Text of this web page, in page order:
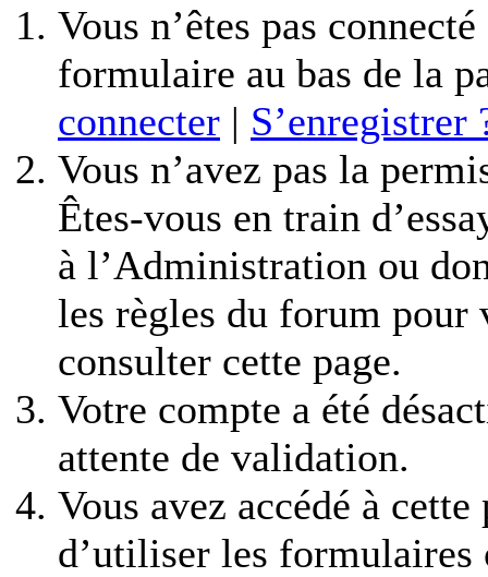
Vous n’êtes pas
formulaire au bas de la
connecter | S’enregistrer
Vous n’avez pas la
Êtes-vous en train
à l’Administration ou
les règles du forum pour
consulter cette page.
Votre compte a été
attente de validation.
Vous avez accédé à
d’utiliser les formulaires